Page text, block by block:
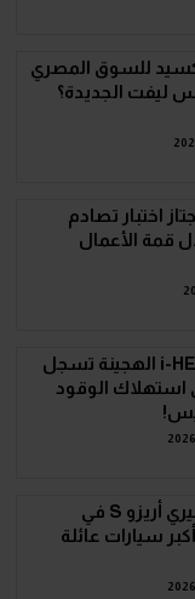
للسوق المصري
ليفت الجديدة؟
تيجو 9 تجتاز اختبار تصادم
قمة الأعمال
جيلي إمجراند i-HEV الهجينة تسجل
الوقود
الكشف عن شيري أريزو S في
سيارات عائلة